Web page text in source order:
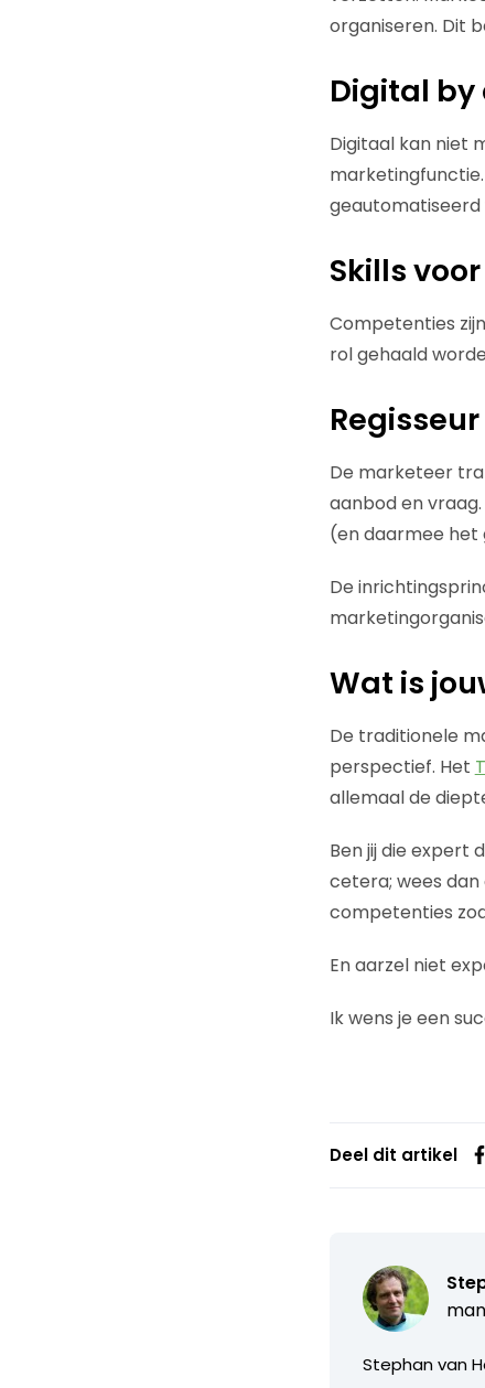
organiseren. Dit
Digital by
Digitaal kan niet
geautomatiseerd
Skills
Competenties
rol gehaald
De marketeer
aanbod en
(en daarmee het
De
Wat is
De traditionele
perspectief. Het
allemaal de
Ben jij die expert
cetera; wees
competenties
En aarzel niet
Ik wens je een
Deel dit artikel
Stephan van